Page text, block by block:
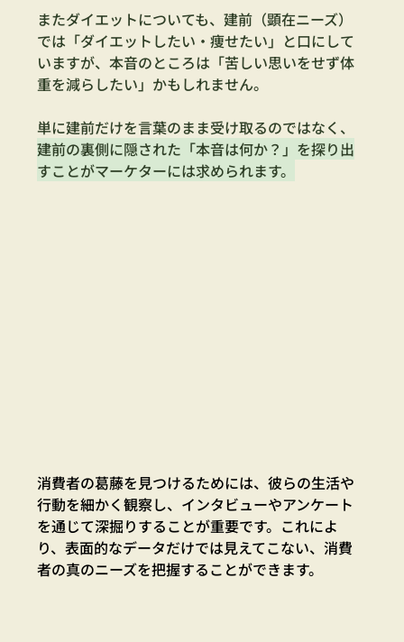
またダイエットについても、建前（顕在ニーズ）
では「ダイエットしたい・痩せたい」と口にして
いますが、本音のところは「苦しい思いをせず体
重を減らしたい」かもしれません。
単に建前だけを言葉のまま受け取るのではなく、
建前の裏側に隠された「本音は何か？」を探り出
すことがマーケターには求められます。
消費者の葛藤を見つけるためには、彼らの生活や
行動を細かく観察し、インタビューやアンケート
を通じて深掘りすることが重要です。これによ
り、表面的なデータだけでは見えてこない、消費
者の真のニーズを把握することができます。